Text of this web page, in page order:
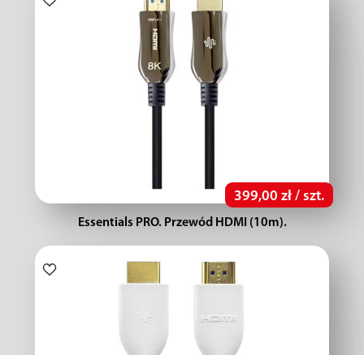
399,00 zł / szt.
Essentials PRO. Przewód HDMI (10m).